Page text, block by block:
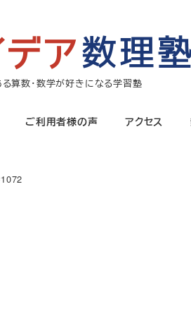
算数・数学が好きになる学習塾
ご利用者様の声 アクセス